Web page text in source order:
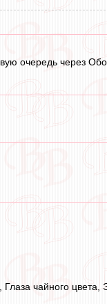
очередь через
чайного цвета,